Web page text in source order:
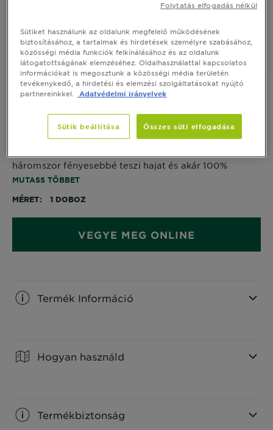
Hasonló Árnyalatok Megtekintése
Olia tartós hajfesték - Glow 8.12
Irizáló szőke
A 8.12-es hajfesték 60% olajat tartalmaz, nem
háromszor fényesebbé teszi hajat és akár 100%
őszhajfedést nyújt.
MUTASS TÖBBET
MÉRET 1 DOBOZ
VEGYE MEG ONLINE
Termék Információ
Hogyan használd
Termékbiztonság
Sütiket használunk az oldalunk megfelelő működésének
biztosításához, a tartalmak és hirdetések személyre szabásához,
közösségi média funkciók felkínálásához és az oldalunk
látogatottságának elemzéséhez. Oldalhasználattal kapcsolatos
információkat is megosztunk a közösségi média területén
tevékenykedő, a hirdetési és elemzési szolgáltatásokat nyújtó
partnereinkkel.
Adatvédelmi irányelvek
Sütik beállítása Összes süti elfogadása
Folytatás elfogadás nélkül